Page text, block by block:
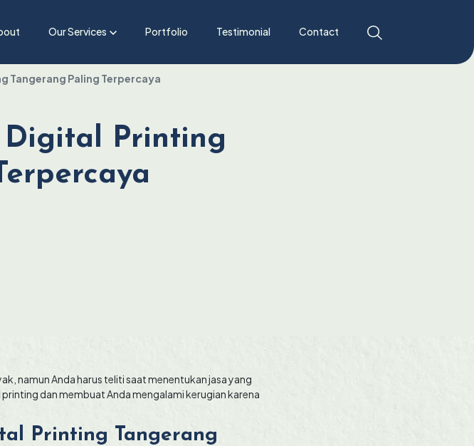
Our Services Portfolio Testimonial Contact
Tangerang Paling Terpercaya
Digital Printing
namun Anda harus teliti saat menentukan jasa yang
dan membuat Anda mengalami kerugian karena
Printing Tangerang